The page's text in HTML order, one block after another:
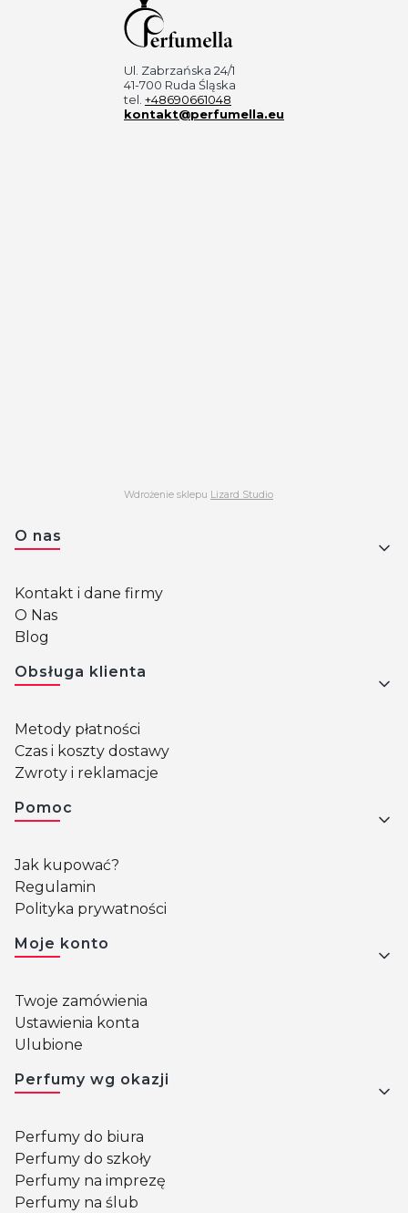
Ul. Zabrzańska 24/1
41-700 Ruda Śląska
tel. +48690661048
kontakt@perfumella.eu
Wdrożenie sklepu Lizard Studio
Linki w stopce
O nas
Kontakt i dane firmy
O Nas
Blog
Obsługa klienta
Metody płatności
Czas i koszty dostawy
Zwroty i reklamacje
Pomoc
Jak kupować?
Regulamin
Polityka prywatności
Moje konto
Twoje zamówienia
Ustawienia konta
Ulubione
Perfumy wg okazji
Perfumy do biura
Perfumy do szkoły
Perfumy na imprezę
Perfumy na ślub